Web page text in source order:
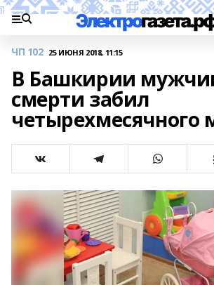
ЧП 102 25 ИЮНЯ 2018, 11:15
В Башкирии
смерти забил